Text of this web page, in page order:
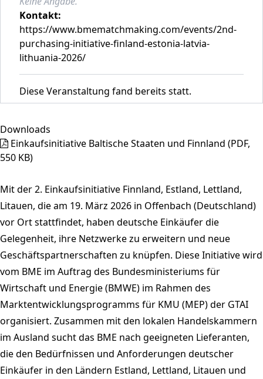
Kontakt:
https://www.bmematchmaking.com/events/2nd-
purchasing-initiative-finland-estonia-latvia-
lithuania-2026/
Diese Veranstaltung fand bereits statt.
Downloads
Einkaufsinitiative Baltische Staaten und Finnland (PDF,
550 KB)
Mit der 2. Einkaufsinitiative Finnland, Estland, Lettland,
Litauen, die am 19. März 2026 in Offenbach (Deutschland)
vor Ort stattfindet, haben deutsche Einkäufer die
Gelegenheit, ihre Netzwerke zu erweitern und neue
Geschäftspartnerschaften zu knüpfen. Diese Initiative wird
vom BME im Auftrag des Bundesministeriums für
Wirtschaft und Energie (BMWE) im Rahmen des
Marktentwicklungsprogramms für KMU (MEP) der GTAI
organisiert. Zusammen mit den lokalen Handelskammern
im Ausland sucht das BME nach geeigneten Lieferanten,
die den Bedürfnissen und Anforderungen deutscher
Einkäufer in den Ländern Estland, Lettland, Litauen und